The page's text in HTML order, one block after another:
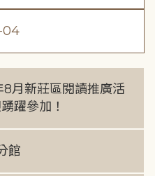
04
8月新莊區閱讀推廣活
躍參加！
館